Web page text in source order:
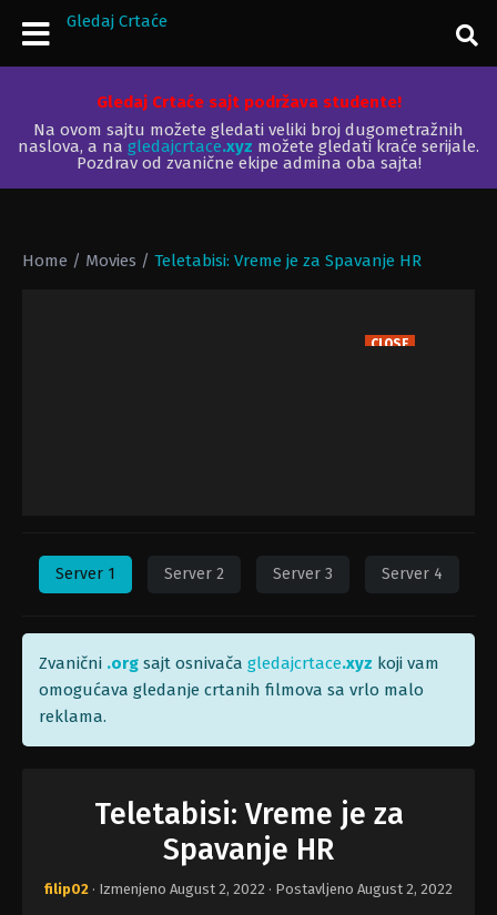
Gledaj Crtaće
Gledaj Crtaće sajt podržava studente!
Na ovom sajtu možete gledati veliki broj dugometražnih
naslova, a na gledajcrtace.xyz možete gledati kraće serijale.
Pozdrav od zvanične ekipe admina oba sajta!
Home / Movies / Teletabisi: Vreme je za Spavanje HR
CLOSE
Server 1 Server 2 Server 3 Server 4
Zvanični .org sajt osnivača gledajcrtace.xyz koji vam
omogućava gledanje crtanih filmova sa vrlo malo
reklama.
Teletabisi: Vreme je za
Spavanje HR
filip02 · Izmenjeno August 2, 2022 · Postavljeno August 2, 2022